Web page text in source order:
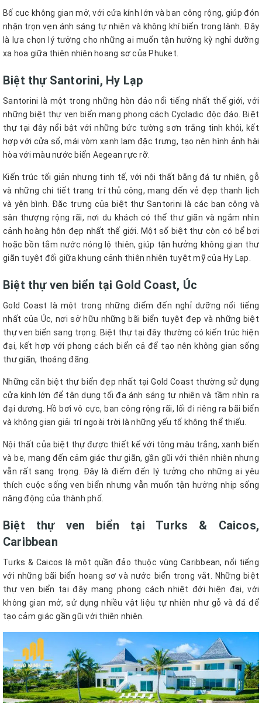
Bố cục không gian mở, với cửa kính lớn và ban công rộng, giúp đón
nhận trọn vẹn ánh sáng tự nhiên và không khí biển trong lành. Đây
là lựa chọn lý tưởng cho những ai muốn tận hưởng kỳ nghỉ dưỡng
xa hoa giữa thiên nhiên hoang sơ của Phuket.
Biệt thự Santorini, Hy Lạp
Santorini là một trong những hòn đảo nổi tiếng nhất thế giới, với
những biệt thự ven biển mang phong cách Cycladic độc đáo. Biệt
thự tại đây nổi bật với những bức tường sơn trắng tinh khôi, kết
hợp với cửa sổ, mái vòm xanh lam đặc trưng, tạo nên hình ảnh hài
hòa với màu nước biển Aegean rực rỡ.
Kiến trúc tối giản nhưng tinh tế, với nội thất bằng đá tự nhiên, gỗ
và những chi tiết trang trí thủ công, mang đến vẻ đẹp thanh lịch
và yên bình. Đặc trưng của biệt thự Santorini là các ban công và
sân thượng rộng rãi, nơi du khách có thể thư giãn và ngắm nhìn
cảnh hoàng hôn đẹp nhất thế giới. Một số biệt thự còn có bể bơi
hoặc bồn tắm nước nóng lộ thiên, giúp tận hưởng không gian thư
giãn tuyệt đối giữa khung cảnh thiên nhiên tuyệt mỹ của Hy Lạp.
Biệt thự ven biển tại Gold Coast, Úc
Gold Coast là một trong những điểm đến nghỉ dưỡng nổi tiếng
nhất của Úc, nơi sở hữu những bãi biển tuyệt đẹp và những biệt
thự ven biển sang trọng. Biệt thự tại đây thường có kiến trúc hiện
đại, kết hợp với phong cách biển cả để tạo nên không gian sống
thư giãn, thoáng đãng.
Những căn biệt thự biển đẹp nhất tại Gold Coast thường sử dụng
cửa kính lớn để tận dụng tối đa ánh sáng tự nhiên và tầm nhìn ra
đại dương. Hồ bơi vô cực, ban công rộng rãi, lối đi riêng ra bãi biển
và không gian giải trí ngoài trời là những yếu tố không thể thiếu.
Nội thất của biệt thự được thiết kế với tông màu trắng, xanh biển
và be, mang đến cảm giác thư giãn, gần gũi với thiên nhiên nhưng
vẫn rất sang trọng. Đây là điểm đến lý tưởng cho những ai yêu
thích cuộc sống ven biển nhưng vẫn muốn tận hưởng nhịp sống
năng động của thành phố.
Biệt thự ven biển tại Turks & Caicos,
Caribbean
Turks & Caicos là một quần đảo thuộc vùng Caribbean, nổi tiếng
với những bãi biển hoang sơ và nước biển trong vắt. Những biệt
thự ven biển tại đây mang phong cách nhiệt đới hiện đại, với
không gian mở, sử dụng nhiều vật liệu tự nhiên như gỗ và đá để
tạo cảm giác gần gũi với thiên nhiên.